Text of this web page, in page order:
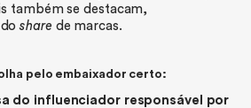
também se destacam,
doshare de marcas.
pelo embaixador certo:
do influenciador responsável por